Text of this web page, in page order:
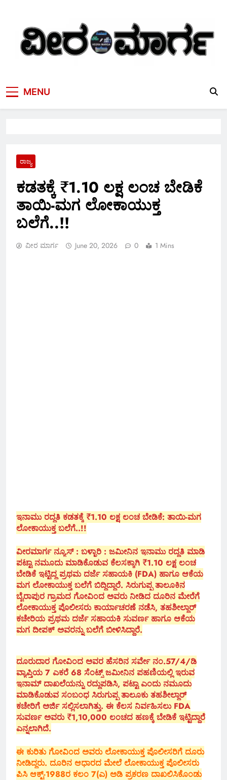
content
MENU
ರಾಜ್ಯ
ಕಡತಕ್ಕೆ ₹1.10 ಲಕ್ಷ ಲಂಚ ಬೇಡಿಕೆ
ತಾಯಿ-ಮಗ ಲೋಕಾಯುಕ್ತ
ಬಲೆಗೆ..!!
ವೀರ ಮಾರ್ಗ June 20, 2026 0 1 Mins
ಇನಾಮು ರದ್ದತಿ ಕಡತಕ್ಕೆ ₹1.10 ಲಕ್ಷ ಲಂಚ ಬೇಡಿಕೆ: ತಾಯಿ-ಮಗ
ಲೋಕಾಯುಕ್ತ ಬಲೆಗೆ..!!
ವೀರಮಾರ್ಗ ನ್ಯೂಸ್ : ಬಳ್ಳಾರಿ : ಜಮೀನಿನ ಇನಾಮು ರದ್ದತಿ ಮಾಡಿ
ಪಟ್ಟಾ ನಮೂದು ಮಾಡಿಕೊಡುವ ಕೆಲಸಕ್ಕಾಗಿ ₹1.10 ಲಕ್ಷ ಲಂಚ
ಬೇಡಿಕೆ ಇಟ್ಟಿದ್ದ ಪ್ರಥಮ ದರ್ಜೆ ಸಹಾಯಕಿ (FDA) ಹಾಗೂ ಆಕೆಯ
ಮಗ ಲೋಕಾಯುಕ್ತ ಬಲೆಗೆ ಬಿದ್ದಿದ್ದಾರೆ. ಸಿರುಗುಪ್ಪ ತಾಲೂಕಿನ
ಬೈರಾಪುರ ಗ್ರಾಮದ ಗೋವಿಂದ ಅವರು ನೀಡಿದ ದೂರಿನ ಮೇರೆಗೆ
ಲೋಕಾಯುಕ್ತ ಪೊಲೀಸರು ಕಾರ್ಯಾಚರಣೆ ನಡೆಸಿ, ತಹಶೀಲ್ದಾರ್
ಕಚೇರಿಯ ಪ್ರಥಮ ದರ್ಜೆ ಸಹಾಯಕಿ ಸುವರ್ಣ ಹಾಗೂ ಆಕೆಯ
ಮಗ ದೀಪಕ್ ಅವರನ್ನು ಬಲೆಗೆ ಬೀಳಿಸಿದ್ದಾರೆ.
ದೂರುದಾರ ಗೋವಿಂದ ಅವರ ಹೆಸರಿನ ಸರ್ವೇ ನಂ.57/4/ಡಿ
ವ್ಯಾಪ್ತಿಯ 7 ಎಕರೆ 68 ಸೆಂಟ್ಸ್ ಜಮೀನಿನ ಪಹಣಿಯಲ್ಲಿ ಇರುವ
ಇನಾಮ್ ದಾಖಲೆಯನ್ನು ರದ್ದುಪಡಿಸಿ, ಪಟ್ಟಾ ಎಂದು ನಮೂದು
ಮಾಡಿಕೊಡುವ ಸಂಬಂಧ ಸಿರುಗುಪ್ಪ ತಾಲೂಕು ತಹಶೀಲ್ದಾರ್
ಕಚೇರಿಗೆ ಅರ್ಜಿ ಸಲ್ಲಿಸಲಾಗಿತ್ತು. ಈ ಕೆಲಸ ನಿರ್ವಹಿಸಲು FDA
ಸುವರ್ಣ ಅವರು ₹1,10,000 ಲಂಚದ ಹಣಕ್ಕೆ ಬೇಡಿಕೆ ಇಟ್ಟಿದ್ದಾರೆ
ಎನ್ನಲಾಗಿದೆ.
ಈ ಕುರಿತು ಗೋವಿಂದ ಅವರು ಲೋಕಾಯುಕ್ತ ಪೊಲೀಸರಿಗೆ ದೂರು
ನೀಡಿದ್ದರು. ದೂರಿನ ಆಧಾರದ ಮೇಲೆ ಲೋಕಾಯುಕ್ತ ಪೊಲೀಸರು
ಪಿಸಿ ಆಕ್ಟ್-1988ರ ಕಲಂ 7(ಎ) ಅಡಿ ಪ್ರಕರಣ ದಾಖಲಿಸಿಕೊಂಡು